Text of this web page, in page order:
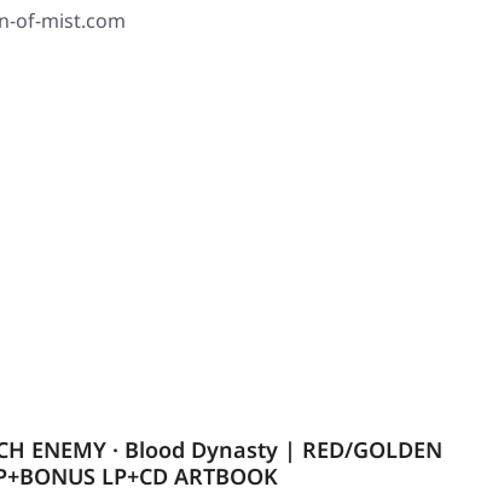
of-mist.com
ENEMY · Blood Dynasty | RED/GOLDEN
LP+CD ARTBOOK